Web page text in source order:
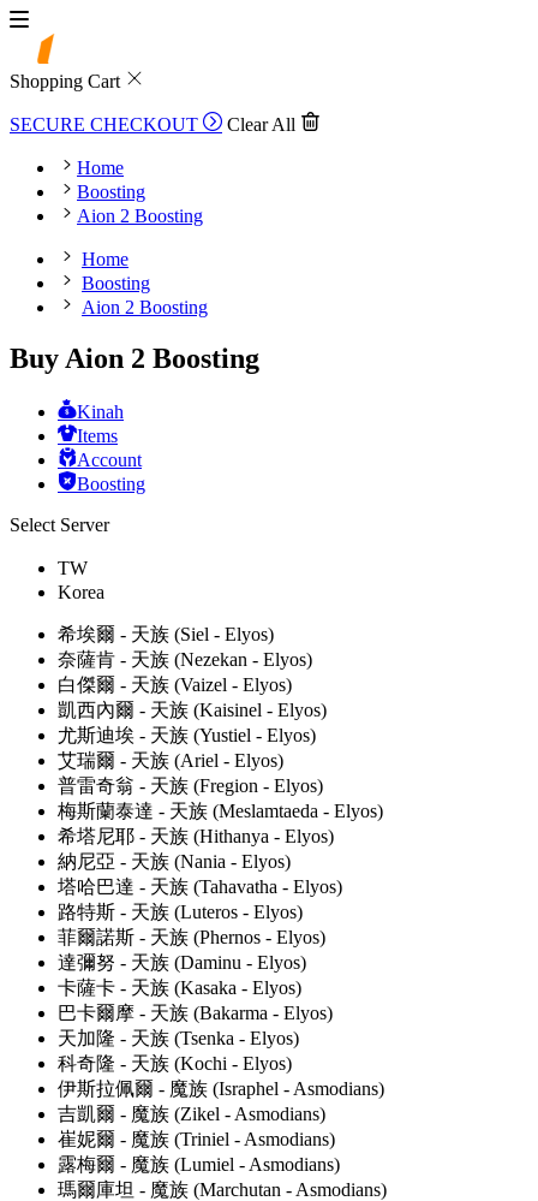
Shopping Cart
SECURE CHECKOUT Clear All
Home
Boosting
Aion 2 Boosting
Home
Boosting
Aion 2 Boosting
Buy Aion 2 Boosting
Kinah
Items
Account
Boosting
Select Server
TW
Korea
希埃爾 - 天族 (Siel - Elyos)
奈薩肯 - 天族 (Nezekan - Elyos)
白傑爾 - 天族 (Vaizel - Elyos)
凱西內爾 - 天族 (Kaisinel - Elyos)
尤斯迪埃 - 天族 (Yustiel - Elyos)
艾瑞爾 - 天族 (Ariel - Elyos)
普雷奇翁 - 天族 (Fregion - Elyos)
梅斯蘭泰達 - 天族 (Meslamtaeda - Elyos)
希塔尼耶 - 天族 (Hithanya - Elyos)
納尼亞 - 天族 (Nania - Elyos)
塔哈巴達 - 天族 (Tahavatha - Elyos)
路特斯 - 天族 (Luteros - Elyos)
菲爾諾斯 - 天族 (Phernos - Elyos)
達彌努 - 天族 (Daminu - Elyos)
卡薩卡 - 天族 (Kasaka - Elyos)
巴卡爾摩 - 天族 (Bakarma - Elyos)
天加隆 - 天族 (Tsenka - Elyos)
科奇隆 - 天族 (Kochi - Elyos)
伊斯拉佩爾 - 魔族 (Israphel - Asmodians)
吉凱爾 - 魔族 (Zikel - Asmodians)
崔妮爾 - 魔族 (Triniel - Asmodians)
露梅爾 - 魔族 (Lumiel - Asmodians)
瑪爾庫坦 - 魔族 (Marchutan - Asmodians)